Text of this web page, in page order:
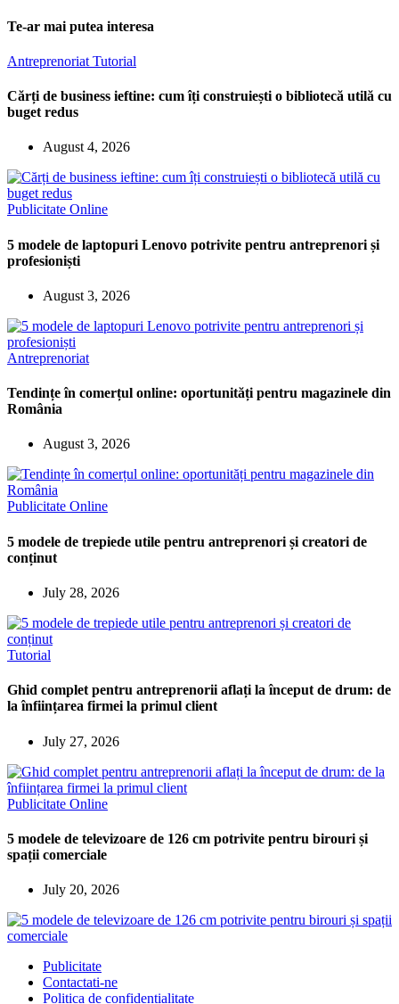
Te-ar mai putea interesa
Antreprenoriat Tutorial
Cărți de business ieftine: cum îți construiești o bibliotecă utilă cu
buget redus
August 4, 2026
Publicitate Online
5 modele de laptopuri Lenovo potrivite pentru antreprenori și
profesioniști
August 3, 2026
Antreprenoriat
Tendințe în comerțul online: oportunități pentru magazinele din
România
August 3, 2026
Publicitate Online
5 modele de trepiede utile pentru antreprenori și creatori de
conținut
July 28, 2026
Tutorial
Ghid complet pentru antreprenorii aflați la început de drum: de
la înființarea firmei la primul client
July 27, 2026
Publicitate Online
5 modele de televizoare de 126 cm potrivite pentru birouri și
spații comerciale
July 20, 2026
Publicitate
Contactati-ne
Politica de confidentialitate